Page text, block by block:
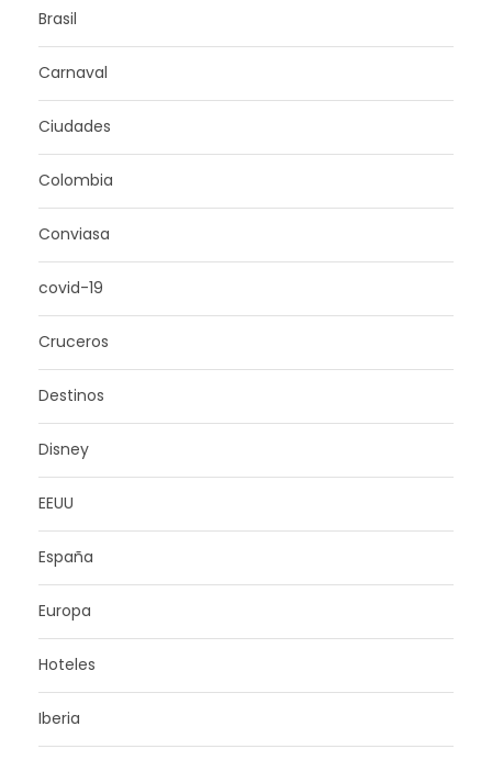
Brasil
Carnaval
Ciudades
Colombia
Conviasa
covid-19
Cruceros
Destinos
Disney
EEUU
España
Europa
Hoteles
Iberia